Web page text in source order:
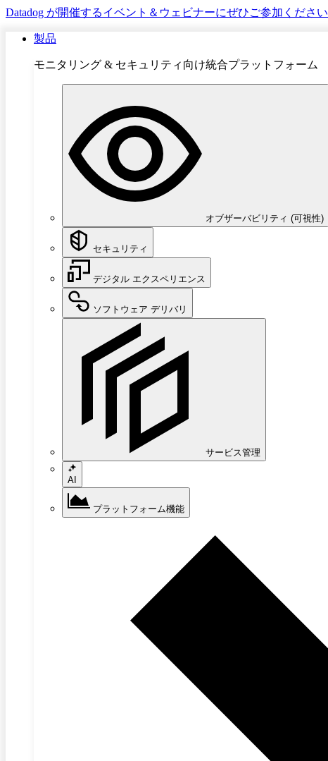
Datadog が開催するイベント＆ウェビナーにぜひご参加ください
製品
モニタリング & セキュリティ向け統合プラットフォーム
オブザーバビリティ (可視性)
セキュリティ
デジタル エクスペリエンス
ソフトウェア デリバリ
サービス管理
AI
プラットフォーム機能